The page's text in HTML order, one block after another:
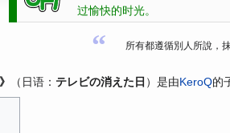
过愉快的时光。
“ 所有都遵循別人所說，
（日语： テレビの消えた日 ）是由KeroQ的